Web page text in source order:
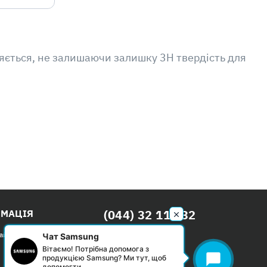
не залишаючи залишку 3H твердість для
(044) 32 111 32
Безкоштовно по Києву
Пн-Нд: с 09:00 до 20:00
Чат Samsung
Вітаємо! Потрібна допомога з
продукцією Samsung? Ми тут, щоб
chat_bubble